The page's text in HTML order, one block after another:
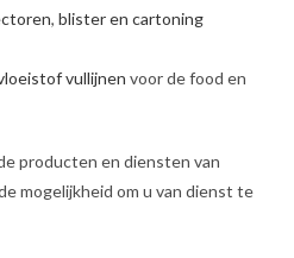
,blister en cartoning
vullijnen voor de food en
producten en diensten van
mogelijkheid om u van dienst te